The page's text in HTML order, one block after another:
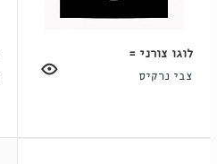
לוגו צורני =
צבי נרקיס